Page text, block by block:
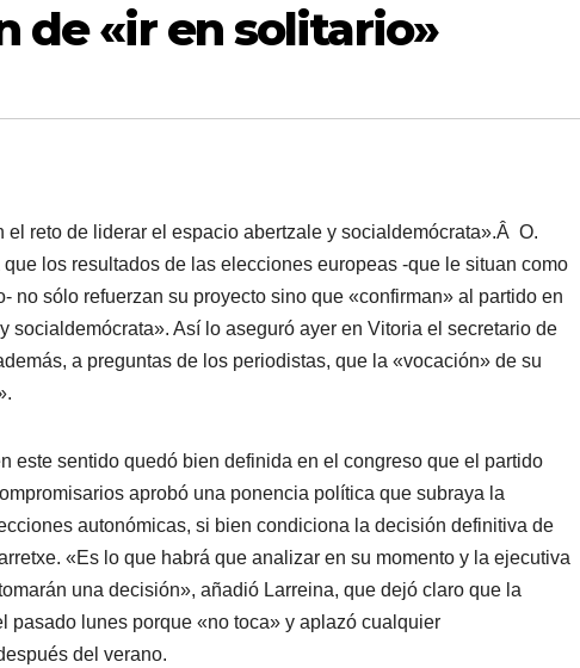
de «ir en solitario»
reto de liderar el espacio abertzale y socialdemócrata».Â O.
los resultados de las elecciones europeas -que le situan como
no sólo refuerzan su proyecto sino que «confirman» al partido en
Así­ lo aseguró ayer en Vitoria el secretario de
a preguntas de los periodistas, que la «vocación» de su
este sentido quedó bien definida en el congreso que el partido
aprobó una ponencia polí­tica que subraya la
autonómicas, si bien condiciona la decisión definitiva de
«Es lo que habrá que analizar en su momento y la ejecutiva
una decisión», añadió Larreina, que dejó claro que la
pasado lunes porque «no toca» y aplazó cualquier
del verano.